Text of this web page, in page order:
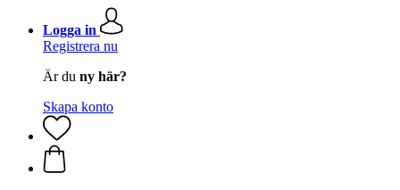
Logga in
Registrera nu
Är du ny här?
Skapa konto